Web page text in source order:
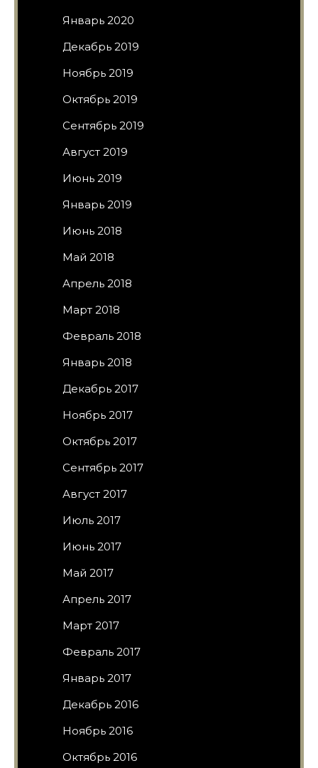
Январь 2020
Декабрь 2019
Ноябрь 2019
Октябрь 2019
Сентябрь 2019
Август 2019
Июнь 2019
Январь 2019
Июнь 2018
Май 2018
Апрель 2018
Март 2018
Февраль 2018
Январь 2018
Декабрь 2017
Ноябрь 2017
Октябрь 2017
Сентябрь 2017
Август 2017
Июль 2017
Июнь 2017
Май 2017
Апрель 2017
Март 2017
Февраль 2017
Январь 2017
Декабрь 2016
Ноябрь 2016
Октябрь 2016